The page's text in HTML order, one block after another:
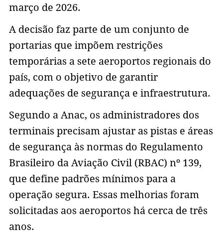
março de 2026.
A decisão faz parte de um conjunto de
portarias que impõem restrições
temporárias a sete aeroportos regionais do
país, com o objetivo de garantir
adequações de segurança e infraestrutura.
Segundo a Anac, os administradores dos
terminais precisam ajustar as pistas e áreas
de segurança às normas do Regulamento
Brasileiro da Aviação Civil (RBAC) nº 139,
que define padrões mínimos para a
operação segura. Essas melhorias foram
solicitadas aos aeroportos há cerca de três
anos.